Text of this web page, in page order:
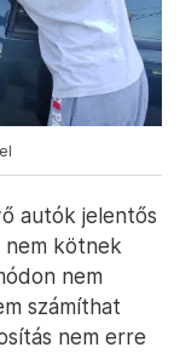
autók jelentős
nem kötnek
nem
számíthat
nem erre